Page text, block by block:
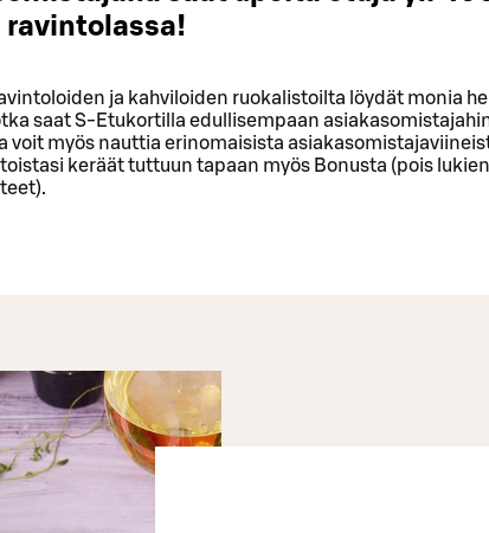
ravintolassa!
ja kahviloiden ruokalistoilta löydät monia
saat S-Etukortilla edullisempaan
voit myös nauttia erinomaisista
keräät tuttuun tapaan myös Bonusta (pois lukien